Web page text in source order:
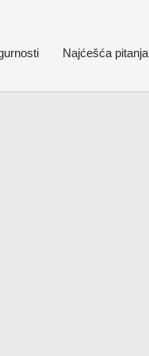
Najćešća pitanja